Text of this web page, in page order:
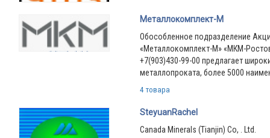
Металлокомплект-М
Обособленное подразделение
«Металлокомплект-М» «МКМ-
+7(903)430-99-00 предлагает
металлопроката, более 5000
4 товара
SteyuanRachel
Canada Minerals (Tianjin) Co, . Ltd.